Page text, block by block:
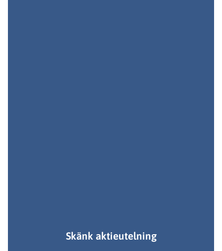
Skänk aktieutelning